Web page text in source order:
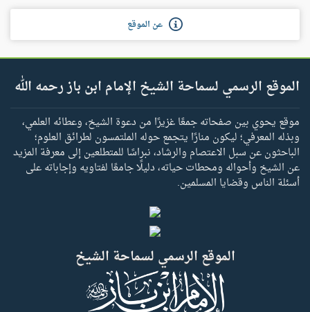
عن الموقع
الموقع الرسمي لسماحة الشيخ الإمام ابن باز رحمه الله
موقع يحوي بين صفحاته جمعًا غزيرًا من دعوة الشيخ، وعطائه العلمي،
وبذله المعرفي؛ ليكون منارًا يتجمع حوله الملتمسون لطرائق العلوم؛
الباحثون عن سبل الاعتصام والرشاد، نبراسًا للمتطلعين إلى معرفة المزيد
عن الشيخ وأحواله ومحطات حياته، دليلًا جامعًا لفتاويه وإجاباته على
أسئلة الناس وقضايا المسلمين.
الموقع الرسمي لسماحة الشيخ